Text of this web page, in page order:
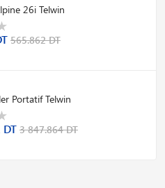
26i Telwin
565.862 DT
Portatif Telwin
3 847.864 DT